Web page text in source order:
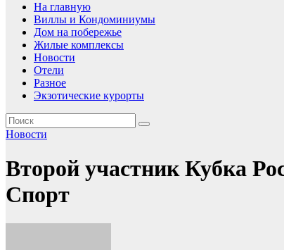
На главную
Виллы и Кондоминиумы
Дом на побережье
Жилые комплексы
Новости
Отели
Разное
Экзотические курорты
Новости
Второй участник Кубка
Спорт